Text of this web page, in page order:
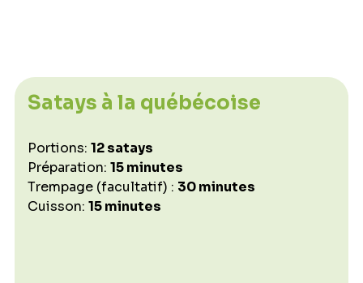
Satays à la québécoise
Portions: 12 satays
Préparation: 15 minutes
Trempage (facultatif) : 30 minutes
Cuisson: 15 minutes